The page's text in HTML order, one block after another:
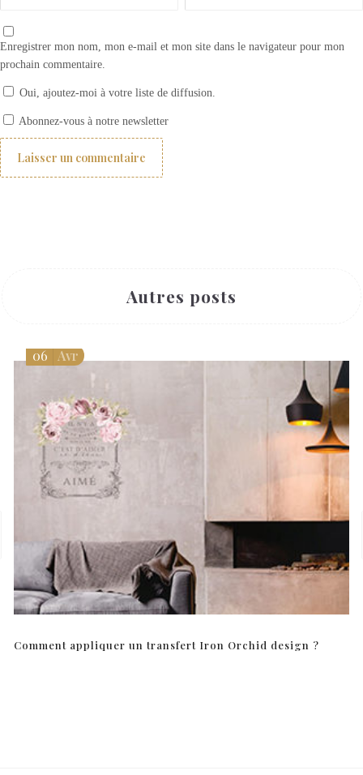
Enregistrer mon nom, mon e-mail et mon site dans le navigateur pour mon
prochain commentaire.
Oui, ajoutez-moi à votre liste de diffusion.
Abonnez-vous à notre newsletter
Autres posts
Comment appliquer un transfert Iron Orchid design ?
06 Avr